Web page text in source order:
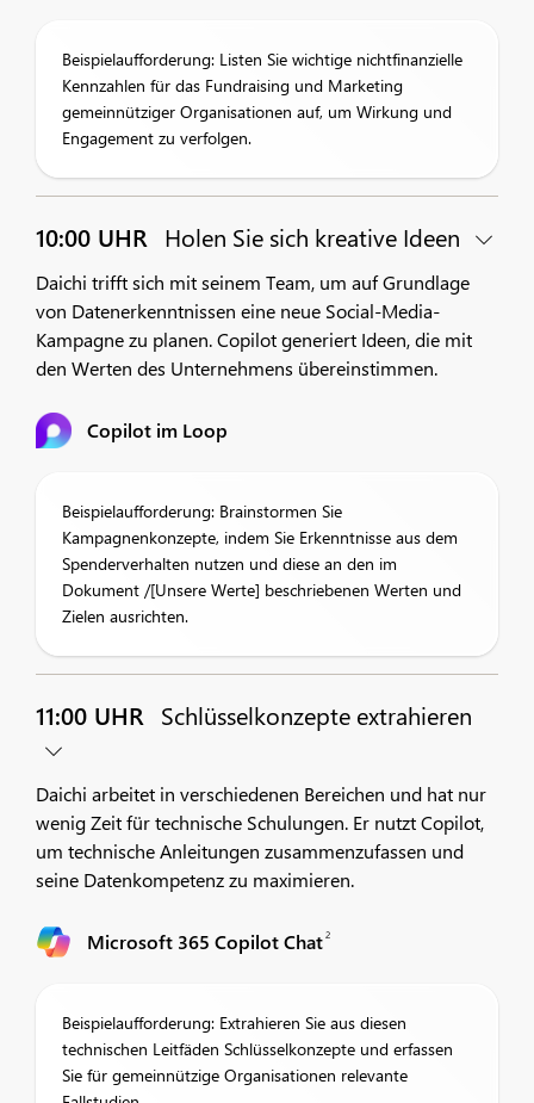
Beispielaufforderung: Listen Sie wichtige nichtfinanzielle
Kennzahlen für das Fundraising und Marketing
gemeinnütziger Organisationen auf, um Wirkung und
Engagement zu verfolgen.
10:00 UHR Holen Sie sich kreative Ideen
Daichi trifft sich mit seinem Team, um auf Grundlage
von Datenerkenntnissen eine neue Social-Media-
Kampagne zu planen. Copilot generiert Ideen, die mit
den Werten des Unternehmens übereinstimmen.
Copilot im Loop
Beispielaufforderung: Brainstormen Sie
Kampagnenkonzepte, indem Sie Erkenntnisse aus dem
Spenderverhalten nutzen und diese an den im
Dokument /[Unsere Werte] beschriebenen Werten und
Zielen ausrichten.
11:00 UHR Schlüsselkonzepte extrahieren
Daichi arbeitet in verschiedenen Bereichen und hat nur
wenig Zeit für technische Schulungen. Er nutzt Copilot,
um technische Anleitungen zusammenzufassen und
seine Datenkompetenz zu maximieren.
Microsoft 365 Copilot Chat2
Beispielaufforderung: Extrahieren Sie aus diesen
technischen Leitfäden Schlüsselkonzepte und erfassen
Sie für gemeinnützige Organisationen relevante